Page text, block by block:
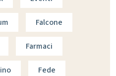
Falcone
Farmaci
Fede